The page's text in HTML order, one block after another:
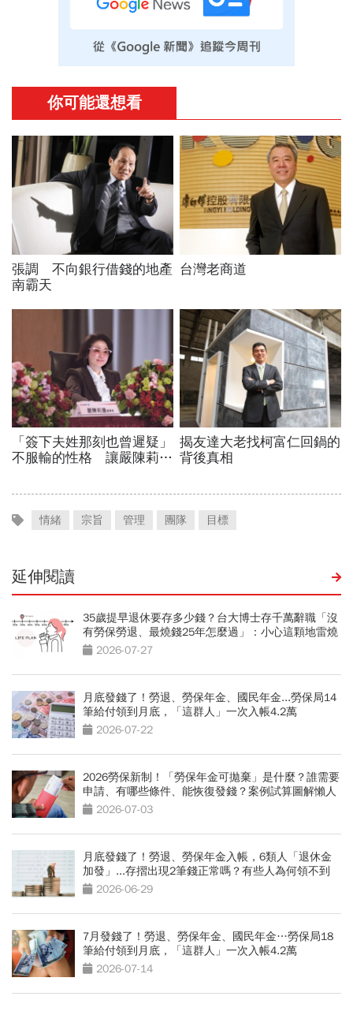
情緒 宗旨 管理 團隊 目標
延伸閱讀
35歲提早退休要存多少錢？台大博士存千萬辭職「沒
有勞保勞退、最燒錢25年怎麼過」：小心這顆地雷燒
光存款
2026-07-27
月底發錢了！勞退、勞保年金、國民年金...勞保局14
筆給付領到月底，「這群人」一次入帳4.2萬
2026-07-22
2026勞保新制！「勞保年金可拋棄」是什麼？誰需要
申請、有哪些條件、能恢復發錢？案例試算圖解懶人
包 2026-07-03
月底發錢了！勞退、勞保年金入帳，6類人「退休金
加發」...存摺出現2筆錢正常嗎？有些人為何領不到
2026-06-29
7月發錢了！勞退、勞保年金、國民年金…勞保局18
筆給付領到月底，「這群人」一次入帳4.2萬
2026-07-14